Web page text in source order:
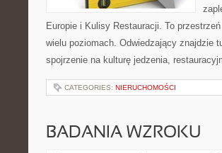
Europie i Kulisy Restauracji. To
wielu poziomach. Odwiedzający znajdzie
spojrzenie na kulturę jedzenia,
CATEGORIES: NIERUCHOMOŚCI
BADANIA WZROKU